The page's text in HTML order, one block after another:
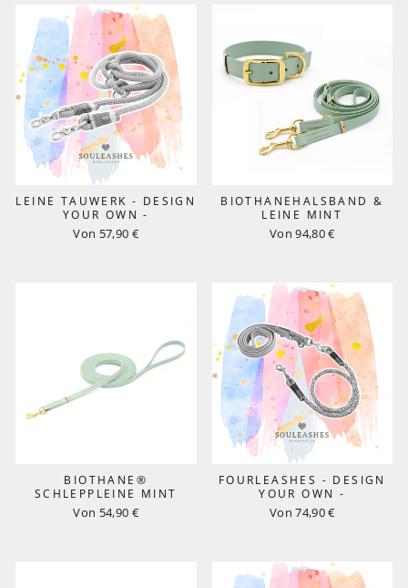
LEINE TAUWERK - DESIGN
YOUR OWN -
Von 57,90 €
BIOTHANEHALSBAND &
LEINE MINT
Von 94,80 €
BIOTHANE®
SCHLEPPLEINE MINT
Von 54,90 €
FOURLEASHES - DESIGN
YOUR OWN -
Von 74,90 €